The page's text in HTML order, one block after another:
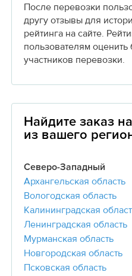
После перевозки
другу отзывы для
рейтинга на сайте.
пользователям оценить
участников перевозки.
Найдите заказ
из вашего
Северо-Западный
Архангельская область
Вологодская область
Калининградская
Ленинградская область
Мурманская область
Новгородская область
Псковская область